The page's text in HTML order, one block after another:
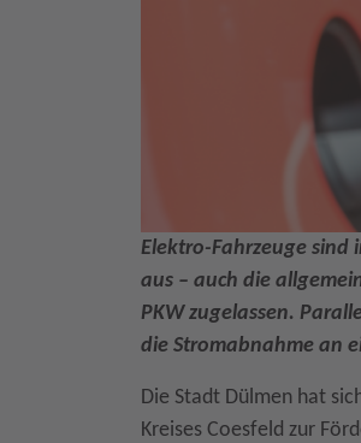
Elektro-Fahrzeuge sind
aus – auch die
PKW zugelassen.
die Stromabnahme an
Die Stadt Dülmen hat
Kreises Coesfeld zur